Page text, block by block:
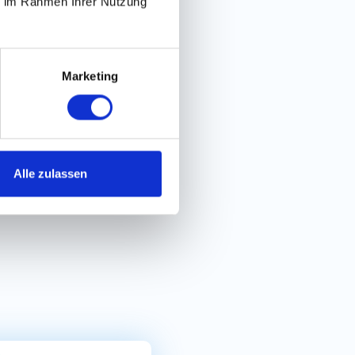
Marketing
Alle zulassen